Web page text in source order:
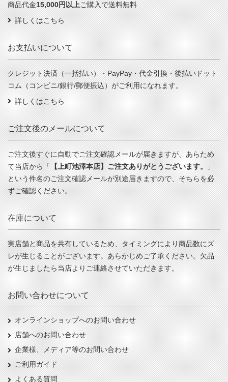
商品代金15,000円以上ご購入で送料無料
詳しくはこちら
お支払いについて
クレジット決済（一括払い）・PayPay・代金引換・後払いドット
コム（コンビニ/銀行/郵便振込）がご利用になれます。
詳しくはこちら
ご注文後のメールについて
ご注文後すぐに自動でご注文確認メールが届きますが、あらため
て当店から「【上町池澤本店】ご注文ありがとうございます。」
という件名のご注文確認メールが別途届きますので、そちらを必
ずご確認ください。
在庫について
実店舗と商品を共有しているため、タイミングにより商品数にズ
レが生じることがございます。あらかじめご了承ください。欠品
が生じましたら当店よりご連絡させていただきます。
お問い合わせについて
オンラインショップへのお問い合わせ
店舗へのお問い合わせ
企業様、メディア等のお問い合わせ
ご利用ガイド
よくある質問